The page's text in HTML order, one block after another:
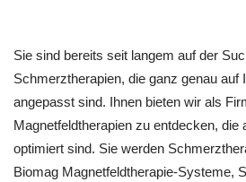
Sie sind bereits seit langem auf der
Schmerztherapien, die ganz genau auf
angepasst sind. Ihnen bieten wir als
Magnetfeldtherapien zu entdecken, die
optimiert sind. Sie werden
Biomag Magnetfeldtherapie-Systeme,